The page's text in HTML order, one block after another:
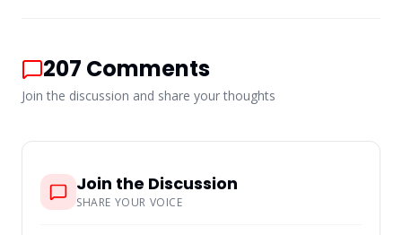
207 Comments
Join the discussion and share your thoughts
Join the Discussion
SHARE YOUR VOICE